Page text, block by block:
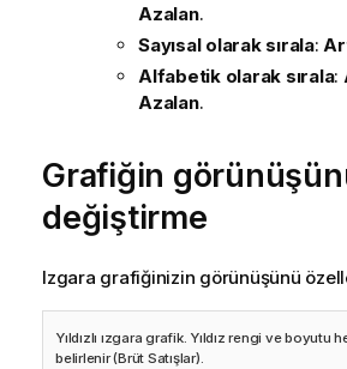
Azalan.
Sayısal olarak sırala:
Alfabetik olarak sırala:
Azalan.
Grafiğin
değiştirme
Izgara grafiğinizin görünüşünü
Yıldızlı ızgara grafik. Yıldız rengi ve boyutu
belirlenir (Brüt Satışlar).